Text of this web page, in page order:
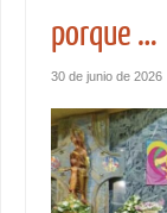
porque …
30 de junio de 2026